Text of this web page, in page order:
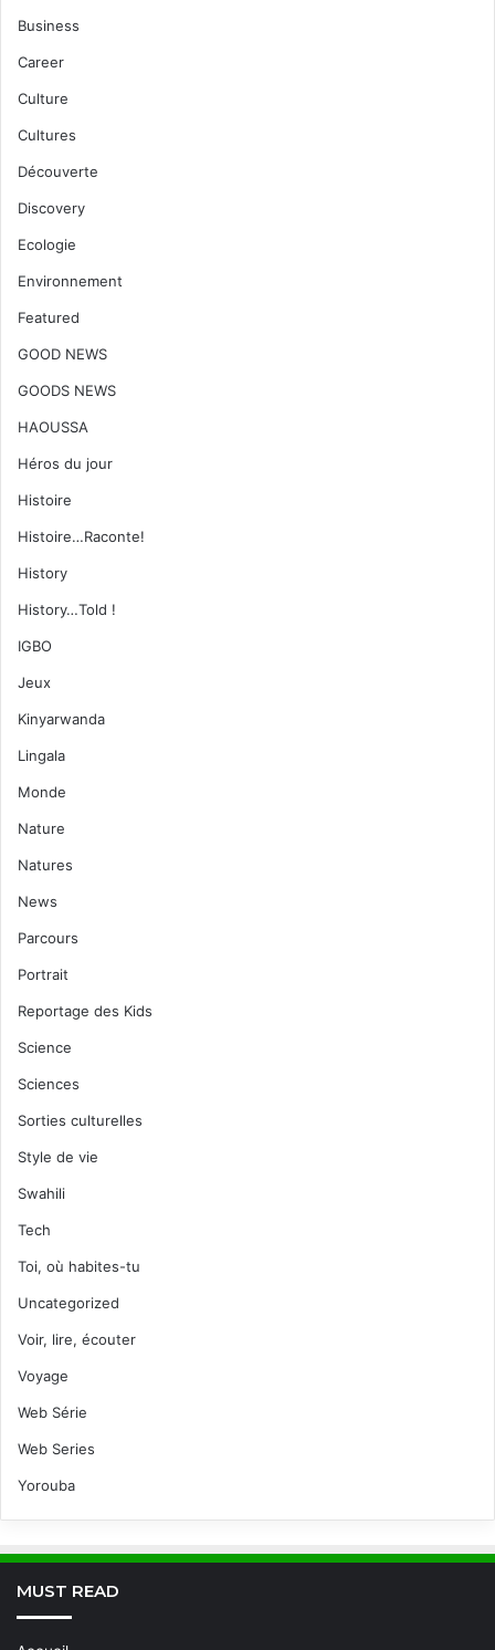
Business
Career
Culture
Cultures
Découverte
Discovery
Ecologie
Environnement
Featured
GOOD NEWS
GOODS NEWS
HAOUSSA
Héros du jour
Histoire
Histoire…Raconte!
History
History…Told !
IGBO
Jeux
Kinyarwanda
Lingala
Monde
Nature
Natures
News
Parcours
Portrait
Reportage des Kids
Science
Sciences
Sorties culturelles
Style de vie
Swahili
Tech
Toi, où habites-tu
Uncategorized
Voir, lire, écouter
Voyage
Web Série
Web Series
Yorouba
MUST READ